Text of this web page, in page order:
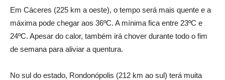
Em Cáceres (225 km a oeste), o tempo será mais quente e a
máxima pode chegar aos 36ºC. A mínima fica entre 23ºC e
24ºC. Apesar do calor, também irá chover durante todo o fim
de semana para aliviar a quentura.
No sul do estado, Rondonópolis (212 km ao sul) terá muita